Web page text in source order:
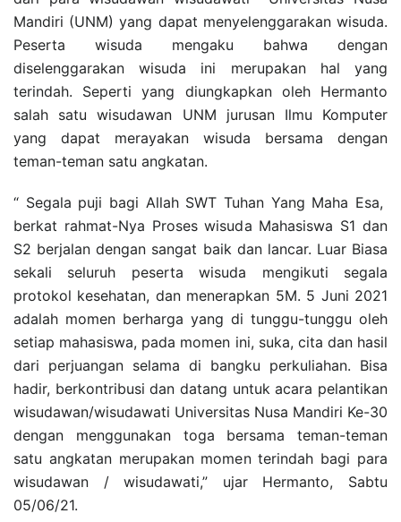
Mandiri (UNM) yang dapat menyelenggarakan wisuda.
Peserta wisuda mengaku bahwa dengan
diselenggarakan wisuda ini merupakan hal yang
terindah. Seperti yang diungkapkan oleh Hermanto
salah satu wisudawan UNM jurusan Ilmu Komputer
yang dapat merayakan wisuda bersama dengan
teman-teman satu angkatan.
“ Segala puji bagi Allah SWT Tuhan Yang Maha Esa,
berkat rahmat-Nya Proses wisuda Mahasiswa S1 dan
S2 berjalan dengan sangat baik dan lancar. Luar Biasa
sekali seluruh peserta wisuda mengikuti segala
protokol kesehatan, dan menerapkan 5M. 5 Juni 2021
adalah momen berharga yang di tunggu-tunggu oleh
setiap mahasiswa, pada momen ini, suka, cita dan hasil
dari perjuangan selama di bangku perkuliahan. Bisa
hadir, berkontribusi dan datang untuk acara pelantikan
wisudawan/wisudawati Universitas Nusa Mandiri Ke-30
dengan menggunakan toga bersama teman-teman
satu angkatan merupakan momen terindah bagi para
wisudawan / wisudawati,” ujar Hermanto, Sabtu
05/06/21.